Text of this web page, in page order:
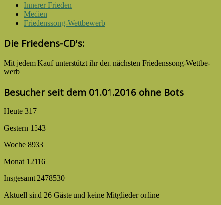
Innerer Frieden
Medien
Friedenssong-Wettbewerb
Die Friedens-CD's:
Mit jedem Kauf unter­stützt ihr den nächsten Friedens­song-­Wettbe­
werb
Besucher seit dem 01.01.2016 ohne Bots
Heute 317
Gestern 1343
Woche 8933
Monat 12116
Insgesamt 2478530
Aktuell sind 26 Gäste und keine Mitglieder online